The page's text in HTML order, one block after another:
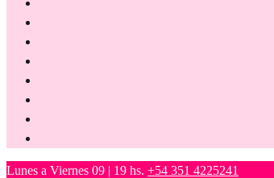
Lunes a Viernes 09 | 19 hs. +54 351 4225241